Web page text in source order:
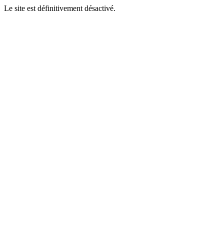
Le site est définitivement désactivé.